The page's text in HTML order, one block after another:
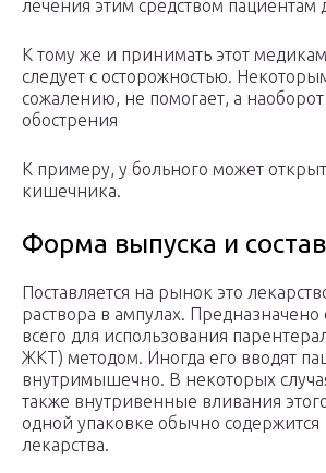
лечения этим средством пациентам
К тому же и принимать этот
следует с осторожностью.
сожалению, не помогает, а
обострения
К примеру, у больного может
кишечника.
Форма выпуска и состав
Поставляется на рынок это
раствора в ампулах.
всего для использования
ЖКТ) методом. Иногда его вводят
внутримышечно. В некоторых
также внутривенные вливания
одной упаковке обычно содержится
лекарства.